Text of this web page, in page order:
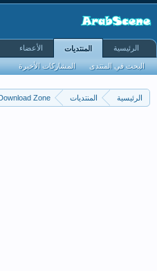
الرئيسية المنتديات Zone
الرئيسية المنتديات
البحث في المنتدى المشاركات الأخيرة
الأعضاء